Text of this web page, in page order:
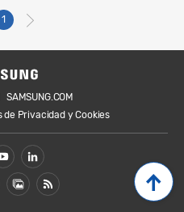
1
SAMSUNG.COM
de Privacidad y Cookies